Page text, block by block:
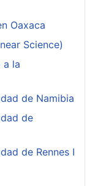
Oaxaca
Science)
a la
de Namibia
de
de Rennes I